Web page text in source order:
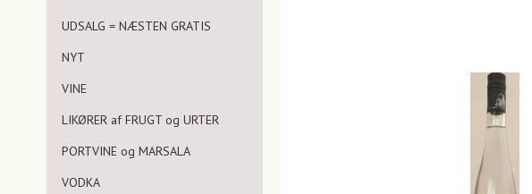
UDSALG = NÆSTEN GRATIS
NYT
VINE
LIKØRER af FRUGT og URTER
PORTVINE og MARSALA
VODKA